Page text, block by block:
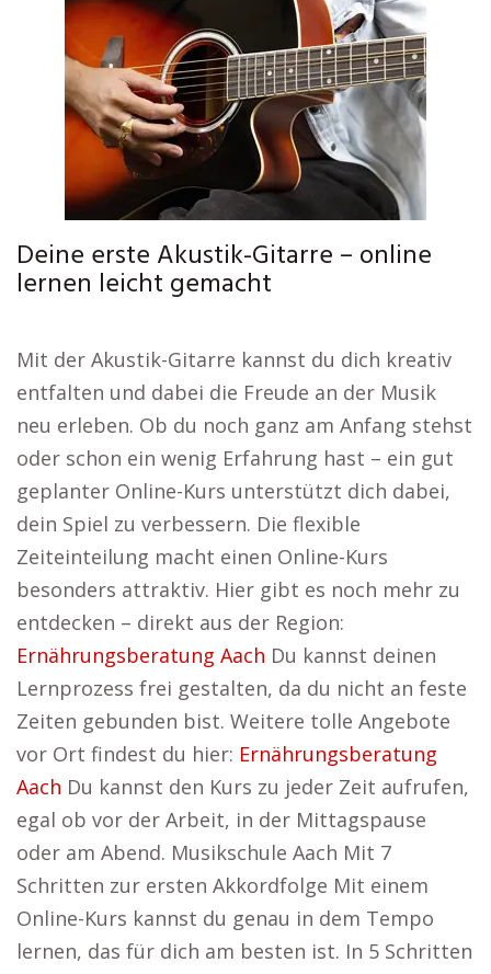
Deine erste Akustik-Gitarre – online
lernen leicht gemacht
Mit der Akustik-Gitarre kannst du dich kreativ
entfalten und dabei die Freude an der Musik
neu erleben. Ob du noch ganz am Anfang stehst
oder schon ein wenig Erfahrung hast – ein gut
geplanter Online-Kurs unterstützt dich dabei,
dein Spiel zu verbessern. Die flexible
Zeiteinteilung macht einen Online-Kurs
besonders attraktiv. Hier gibt es noch mehr zu
entdecken – direkt aus der Region:
Ernährungsberatung Aach Du kannst deinen
Lernprozess frei gestalten, da du nicht an feste
Zeiten gebunden bist. Weitere tolle Angebote
vor Ort findest du hier: Ernährungsberatung
Aach Du kannst den Kurs zu jeder Zeit aufrufen,
egal ob vor der Arbeit, in der Mittagspause
oder am Abend. Musikschule Aach Mit 7
Schritten zur ersten Akkordfolge Mit einem
Online-Kurs kannst du genau in dem Tempo
lernen, das für dich am besten ist. In 5 Schritten